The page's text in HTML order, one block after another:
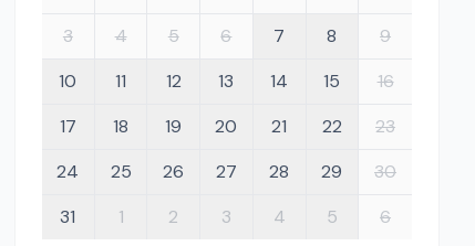
3
4 5 6 7 8
9
10
11 12 13 14 15
16
17
18 19 20 21 22
23
24
25 26 27 28 29
30
31
1 2 3 4 5 6